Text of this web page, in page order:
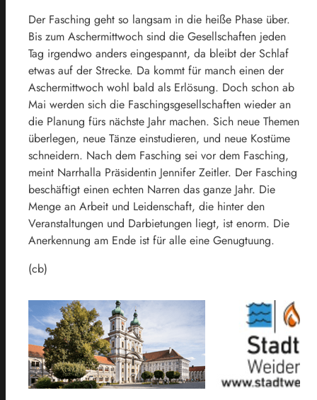
Der Fasching geht so langsam in die heiße Phase über.
Bis zum Aschermittwoch sind die Gesellschaften jeden
Tag irgendwo anders eingespannt, da bleibt der Schlaf
etwas auf der Strecke. Da kommt für manch einen der
Aschermittwoch wohl bald als Erlösung. Doch schon ab
Mai werden sich die Faschingsgesellschaften wieder an
die Planung fürs nächste Jahr machen. Sich neue Themen
überlegen, neue Tänze einstudieren, und neue Kostüme
schneidern. Nach dem Fasching sei vor dem Fasching,
meint Narrhalla Präsidentin Jennifer Zeitler. Der Fasching
beschäftigt einen echten Narren das ganze Jahr. Die
Menge an Arbeit und Leidenschaft, die hinter den
Veranstaltungen und Darbietungen liegt, ist enorm. Die
Anerkennung am Ende ist für alle eine Genugtuung.
(cb)